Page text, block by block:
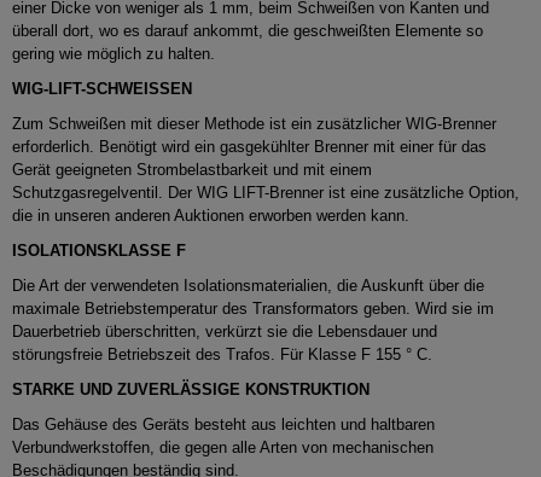
einer Dicke von weniger als 1 mm, beim Schweißen von Kanten und
überall dort, wo es darauf ankommt, die geschweißten Elemente so
gering wie möglich zu halten.
WIG-LIFT-SCHWEISSEN
Zum Schweißen mit dieser Methode ist ein zusätzlicher WIG-Brenner
erforderlich. Benötigt wird ein gasgekühlter Brenner mit einer für das
Gerät geeigneten Strombelastbarkeit und mit einem
Schutzgasregelventil. Der WIG LIFT-Brenner ist eine zusätzliche Option,
die in unseren anderen Auktionen erworben werden kann.
ISOLATIONSKLASSE F
Die Art der verwendeten Isolationsmaterialien, die Auskunft über die
maximale Betriebstemperatur des Transformators geben. Wird sie im
Dauerbetrieb überschritten, verkürzt sie die Lebensdauer und
störungsfreie Betriebszeit des Trafos. Für Klasse F 155 ° C.
STARKE UND ZUVERLÄSSIGE KONSTRUKTION
Das Gehäuse des Geräts besteht aus leichten und haltbaren
Verbundwerkstoffen, die gegen alle Arten von mechanischen
Beschädigungen beständig sind.